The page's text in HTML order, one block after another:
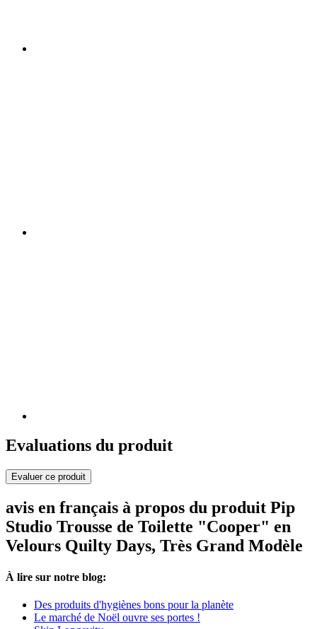
Evaluations du produit
Evaluer ce produit
avis en français à propos du produit Pip
Studio Trousse de Toilette "Cooper" en
Velours Quilty Days, Très Grand Modèle
À lire sur notre blog:
Des produits d'hygiènes bons pour la planète
Le marché de Noël ouvre ses portes !